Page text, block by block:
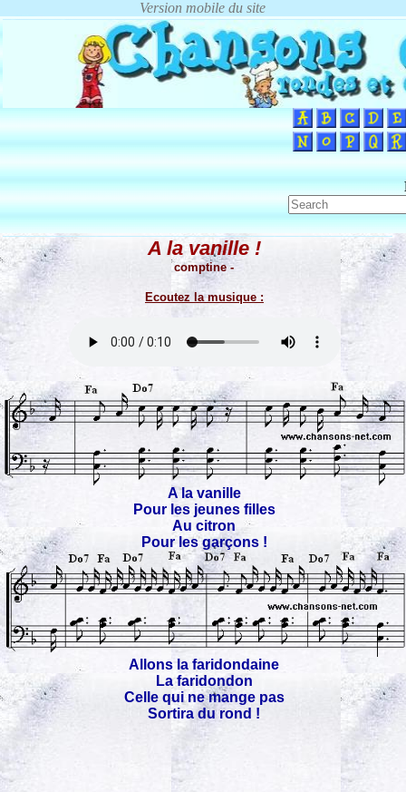
A la vanille !
comptine -
Ecoutez la musique :
A la vanille
Pour les jeunes filles
Au citron
Pour les garçons !
Allons la faridondaine
La faridondon
Celle qui ne mange pas
Sortira du rond !